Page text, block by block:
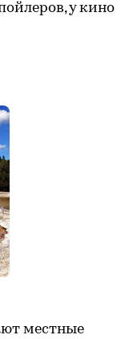
у кино
местные